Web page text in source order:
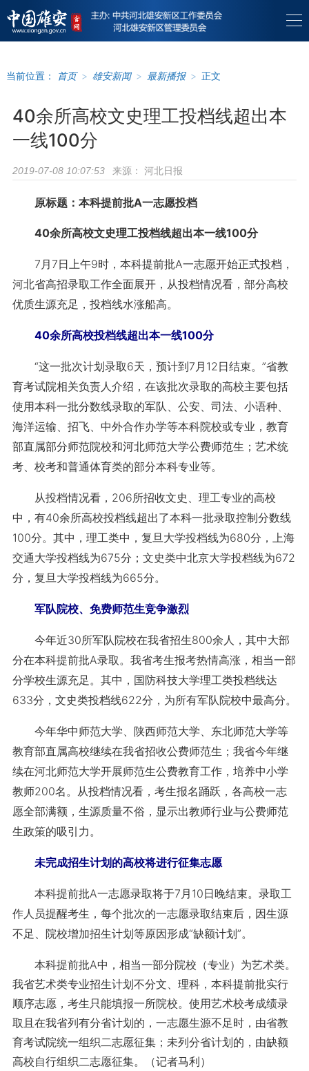
当前位置： 首页 > 雄安新闻 > 最新播报 > 正文
40余所高校文史理工投档线超出本
一线100分
2019-07-08 10:07:53 来源： 河北日报
原标题：本科提前批A一志愿投档
40余所高校文史理工投档线超出本一线100分
7月7日上午9时，本科提前批A一志愿开始正式投档，
河北省高招录取工作全面展开，从投档情况看，部分高校
优质生源充足，投档线水涨船高。
40余所高校投档线超出本一线100分
“这一批次计划录取6天，预计到7月12日结束。”省教
育考试院相关负责人介绍，在该批次录取的高校主要包括
使用本科一批分数线录取的军队、公安、司法、小语种、
海洋运输、招飞、中外合作办学等本科院校或专业，教育
部直属部分师范院校和河北师范大学公费师范生；艺术统
考、校考和普通体育类的部分本科专业等。
从投档情况看，206所招收文史、理工专业的高校
中，有40余所高校投档线超出了本科一批录取控制分数线
100分。其中，理工类中，复旦大学投档线为680分，上海
交通大学投档线为675分；文史类中北京大学投档线为672
分，复旦大学投档线为665分。
军队院校、免费师范生竞争激烈
今年近30所军队院校在我省招生800余人，其中大部
分在本科提前批A录取。我省考生报考热情高涨，相当一部
分学校生源充足。其中，国防科技大学理工类投档线达
633分，文史类投档线622分，为所有军队院校中最高分。
今年华中师范大学、陕西师范大学、东北师范大学等
教育部直属高校继续在我省招收公费师范生；我省今年继
续在河北师范大学开展师范生公费教育工作，培养中小学
教师200名。从投档情况看，考生报名踊跃，各高校一志
愿全部满额，生源质量不俗，显示出教师行业与公费师范
生政策的吸引力。
未完成招生计划的高校将进行征集志愿
本科提前批A一志愿录取将于7月10日晚结束。录取工
作人员提醒考生，每个批次的一志愿录取结束后，因生源
不足、院校增加招生计划等原因形成“缺额计划”。
本科提前批A中，相当一部分院校（专业）为艺术类。
我省艺术类专业招生计划不分文、理科，本科提前批实行
顺序志愿，考生只能填报一所院校。使用艺术校考成绩录
取且在我省列有分省计划的，一志愿生源不足时，由省教
育考试院统一组织二志愿征集；未列分省计划的，由缺额
高校自行组织二志愿征集。（记者马利）